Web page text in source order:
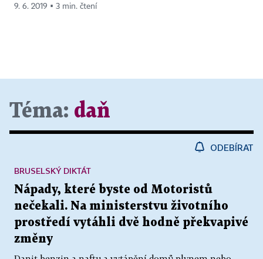
9. 6. 2019 ▪ 3 min. čtení
Téma: daň
ODEBÍRAT
Nápady, které byste od Motoristů
nečekali. Na ministerstvu životního
prostředí vytáhli dvě hodně překvapivé
změny
BRUSELSKÝ DIKTÁT